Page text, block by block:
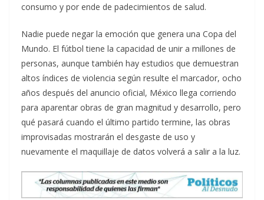
consumo y por ende de padecimientos de salud.
Nadie puede negar la emoción que genera una Copa del
Mundo. El fútbol tiene la capacidad de unir a millones de
personas, aunque también hay estudios que demuestran
altos índices de violencia según resulte el marcador, ocho
años después del anuncio oficial, México llega corriendo
para aparentar obras de gran magnitud y desarrollo, pero
qué pasará cuando el último partido termine, las obras
improvisadas mostrarán el desgaste de uso y
nuevamente el maquillaje de datos volverá a salir a la luz.